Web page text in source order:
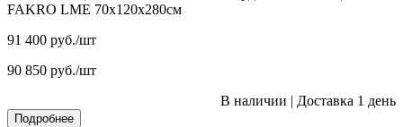
FAKRO LME 70х120х280см
91 400 руб./шт
90 850 руб./шт
В наличии | Доставка 1 день
Подробнее